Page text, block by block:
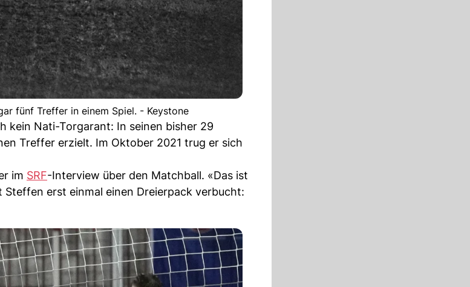
fünf Treffer in einem Spiel. - Keystone
kein Nati-Torgarant: In seinen bisher 29
Treffer erzielt. Im Oktober 2021 trug er sich
im SRF-Interview über den Matchball. «Das ist
erst einmal einen Dreierpack verbucht: